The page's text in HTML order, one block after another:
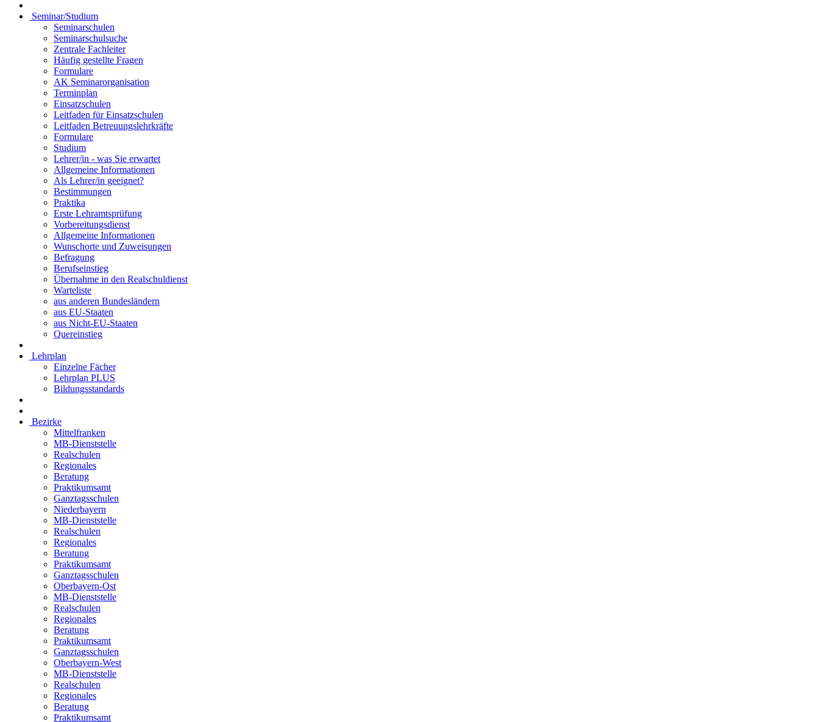
Seminar/Studium
Seminarschulen
Seminarschulsuche
Zentrale Fachleiter
Häufig gestellte Fragen
Formulare
AK Seminarorganisation
Terminplan
Einsatzschulen
Leitfaden für Einsatzschulen
Leitfaden Betreuungslehrkräfte
Formulare
Studium
Lehrer/in - was Sie erwartet
Allgemeine Informationen
Als Lehrer/in geeignet?
Bestimmungen
Praktika
Erste Lehramtsprüfung
Vorbereitungsdienst
Allgemeine Informationen
Wunschorte und Zuweisungen
Befragung
Berufseinstieg
Übernahme in den Realschuldienst
Warteliste
aus anderen Bundesländern
aus EU-Staaten
aus Nicht-EU-Staaten
Quereinstieg
Lehrplan
Einzelne Fächer
Lehrplan PLUS
Bildungsstandards
Bezirke
Mittelfranken
MB-Dienststelle
Realschulen
Regionales
Beratung
Praktikumsamt
Ganztagsschulen
Niederbayern
MB-Dienststelle
Realschulen
Regionales
Beratung
Praktikumsamt
Ganztagsschulen
Oberbayern-Ost
MB-Dienststelle
Realschulen
Regionales
Beratung
Praktikumsamt
Ganztagsschulen
Oberbayern-West
MB-Dienststelle
Realschulen
Regionales
Beratung
Praktikumsamt